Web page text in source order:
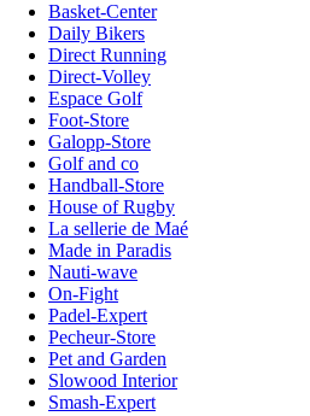
Basket-Center
Daily Bikers
Direct Running
Direct-Volley
Espace Golf
Foot-Store
Galopp-Store
Golf and co
Handball-Store
House of Rugby
La sellerie de Maé
Made in Paradis
Nauti-wave
On-Fight
Padel-Expert
Pecheur-Store
Pet and Garden
Slowood Interior
Smash-Expert